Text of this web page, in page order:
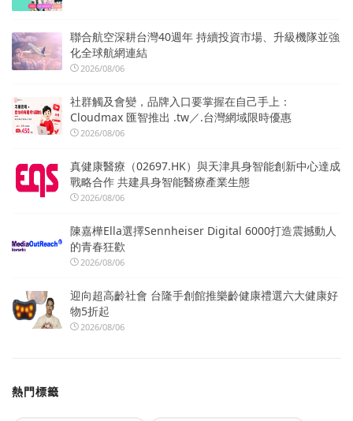
聯合航空深耕台灣40週年 持續投資市場、升級機隊並強
化全球航網連結
2026/08/06
社群觸及會變，品牌入口要掌握在自己手上：
Cloudmax 匯智推出 .tw／.台灣網域限時優惠
2026/08/06
真健康醫療（02697.HK）與天津具身智能創新中心達成
戰略合作 共建具身智能醫療產業生態
2026/08/06
陳嘉樺Ella選擇Sennheiser Digital 6000打造震撼動人
的青春狂歡
2026/08/06
迎向超高齡社會 台隆手創館推樂齡健康禮選六大健康好
物5折起
2026/08/06
熱門標籤